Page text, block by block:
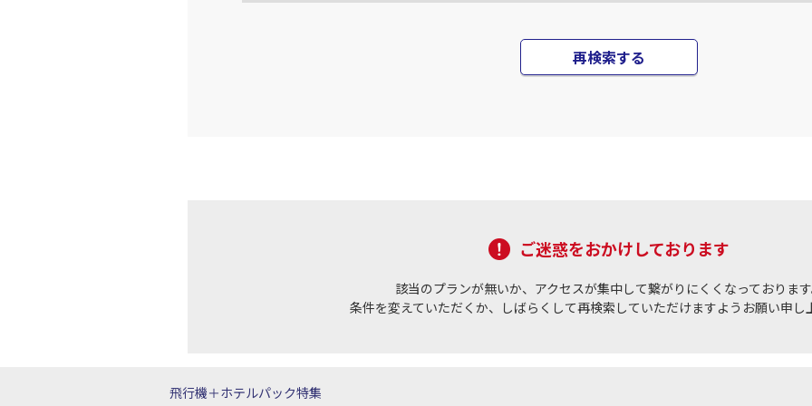
再検索する
ご迷惑をおかけしております
該当のプランが無いか、アクセスが集中して繋がりにくくなっております
条件を変えていただくか、しばらくして再検索していただけますようお願い申し
飛行機＋ホテルパック特集